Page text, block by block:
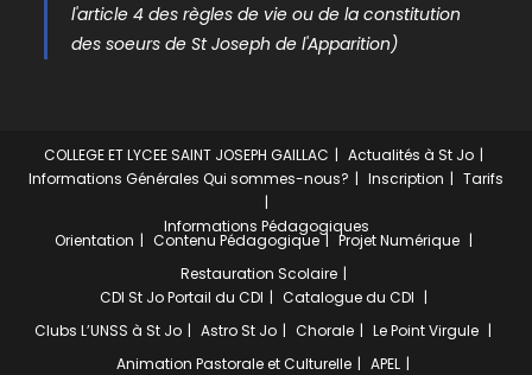
l'article 4 des règles de vie ou de la constitution
des soeurs de St Joseph de l'Apparition)
COLLEGE ET LYCEE SAINT JOSEPH GAILLAC
Actualités à St Jo
Informations Générales Qui sommes-nous? Inscription Tarifs
Informations Pédagogiques
Orientation Contenu Pédagogique
Projet Numérique
Restauration Scolaire
CDI St Jo Portail du CDI
Catalogue du CDI
Clubs L’UNSS à St Jo Astro St Jo Chorale
Le Point Virgule
Animation Pastorale et Culturelle
APEL